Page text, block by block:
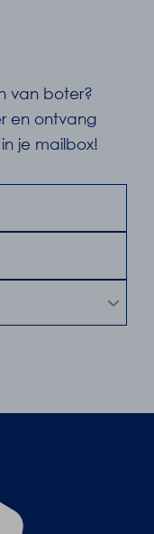
van boter?
en ontvang
je mailbox!